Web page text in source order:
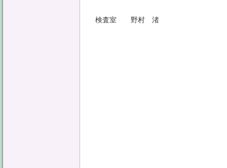
検査室 野村 渚